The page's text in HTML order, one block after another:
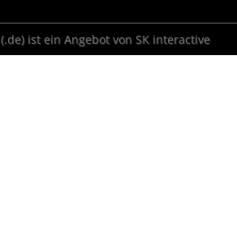
(.de) ist ein Angebot von SK interactive